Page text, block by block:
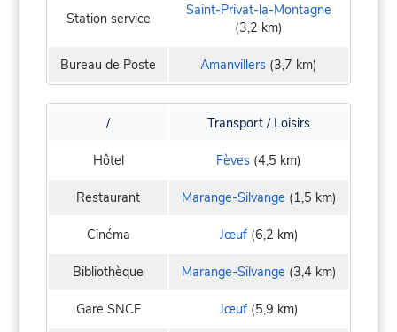
Station service
Saint-Privat-la-Montagne
(3,2 km)
Bureau de Poste Amanvillers (3,7 km)
/ Transport / Loisirs
Hôtel Fèves (4,5 km)
Restaurant Marange-Silvange (1,5 km)
Cinéma Jœuf(6,2 km)
Bibliothèque Marange-Silvange (3,4 km)
Gare SNCF Jœuf(5,9 km)